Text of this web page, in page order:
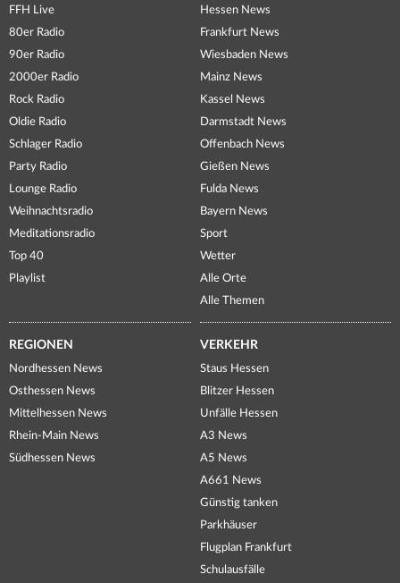
FFH Live
80er Radio
90er Radio
2000er Radio
Rock Radio
Oldie Radio
Schlager Radio
Party Radio
Lounge Radio
Weihnachtsradio
Meditationsradio
Top 40
Playlist
Hessen News
Frankfurt News
Wiesbaden News
Mainz News
Kassel News
Darmstadt News
Offenbach News
Gießen News
Fulda News
Bayern News
Sport
Wetter
Alle Orte
Alle Themen
REGIONEN
Nordhessen News
Osthessen News
Mittelhessen News
Rhein-Main News
Südhessen News
VERKEHR
Staus Hessen
Blitzer Hessen
Unfälle Hessen
A3 News
A5 News
A661 News
Günstig tanken
Parkhäuser
Flugplan Frankfurt
Schulausfälle